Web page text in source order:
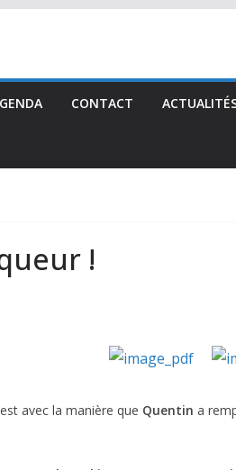
CONTACT
!
avec la manière que Quentin a